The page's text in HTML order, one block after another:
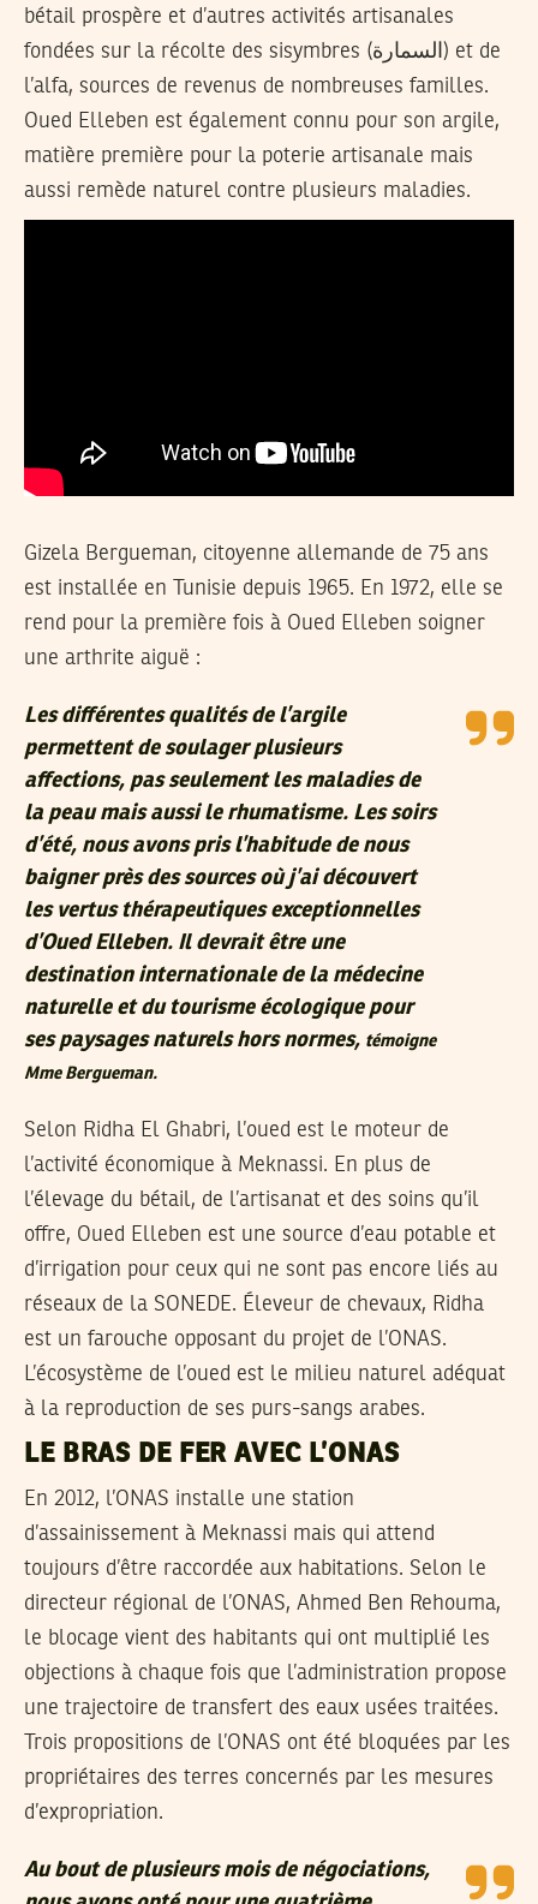
bétail prospère et d’autres activités artisanales
fondées sur la récolte des sisymbres (السمارة) et de
l’alfa, sources de revenus de nombreuses familles.
Oued Elleben est également connu pour son argile,
matière première pour la poterie artisanale mais
aussi remède naturel contre plusieurs maladies.
Gizela Bergueman, citoyenne allemande de 75 ans
est installée en Tunisie depuis 1965. En 1972, elle se
rend pour la première fois à Oued Elleben soigner
une arthrite aiguë :
Les différentes qualités de l’argile
permettent de soulager plusieurs
affections, pas seulement les maladies de
la peau mais aussi le rhumatisme. Les soirs
d’été, nous avons pris l’habitude de nous
baigner près des sources où j’ai découvert
les vertus thérapeutiques exceptionnelles
d’Oued Elleben. Il devrait être une
destination internationale de la médecine
naturelle et du tourisme écologique pour
ses paysages naturels hors normes, témoigne
Mme Bergueman.
Selon Ridha El Ghabri, l’oued est le moteur de
l’activité économique à Meknassi. En plus de
l’élevage du bétail, de l’artisanat et des soins qu’il
offre, Oued Elleben est une source d’eau potable et
d’irrigation pour ceux qui ne sont pas encore liés au
réseaux de la SONEDE. Éleveur de chevaux, Ridha
est un farouche opposant du projet de l’ONAS.
L’écosystème de l’oued est le milieu naturel adéquat
à la reproduction de ses purs-sangs arabes.
LE BRAS DE FER AVEC L’ONAS
En 2012, l’ONAS installe une station
d’assainissement à Meknassi mais qui attend
toujours d’être raccordée aux habitations. Selon le
directeur régional de l’ONAS, Ahmed Ben Rehouma,
le blocage vient des habitants qui ont multiplié les
objections à chaque fois que l’administration propose
une trajectoire de transfert des eaux usées traitées.
Trois propositions de l’ONAS ont été bloquées par les
propriétaires des terres concernés par les mesures
d’expropriation.
Au bout de plusieurs mois de négociations,